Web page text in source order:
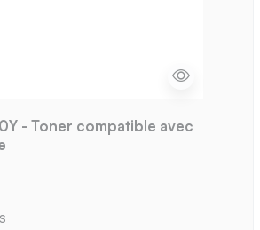
- Toner compatible avec